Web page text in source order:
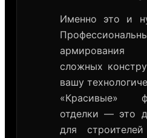
Именно это и
сложных
вашу
«Красивые»
отделки — это
для